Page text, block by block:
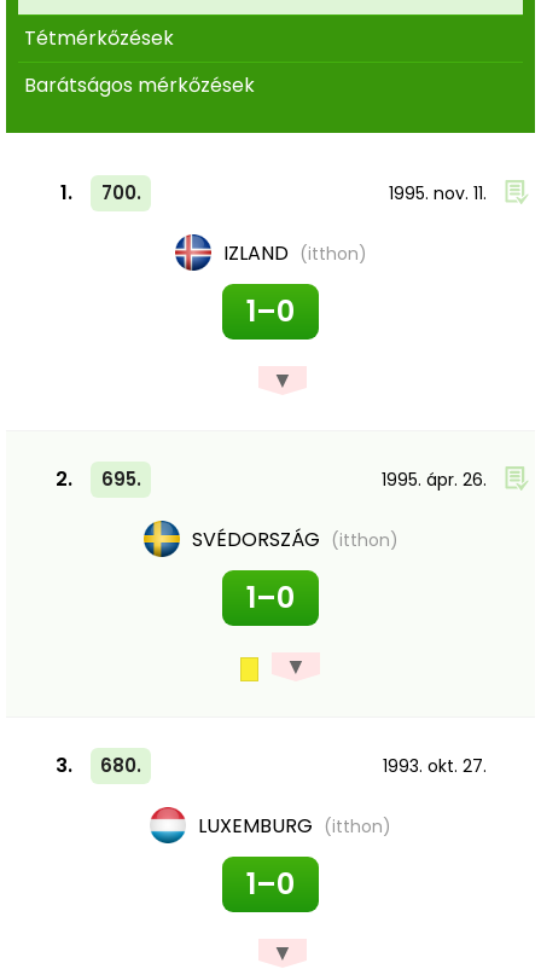
Tétmérkőzések
Barátságos mérkőzések
1. 700. 1995. nov. 11.
IZLAND (itthon)
1–0
▼
2. 695. 1995. ápr. 26.
SVÉDORSZÁG (itthon)
1–0
▼
3. 680. 1993. okt. 27.
LUXEMBURG (itthon)
1–0
▼